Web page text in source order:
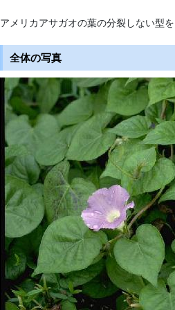
アメリカアサガオの葉の分裂しない型
全体の写真